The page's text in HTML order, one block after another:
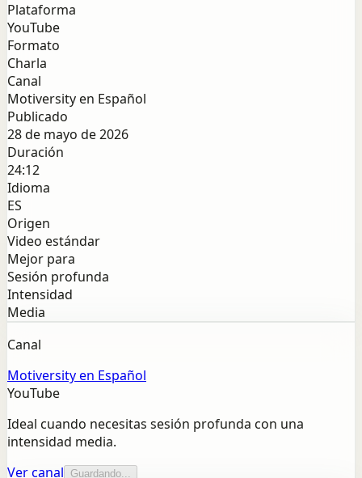
Plataforma
YouTube
Formato
Charla
Canal
Motiversity en Español
Publicado
28 de mayo de 2026
Duración
24:12
Idioma
ES
Origen
Video estándar
Mejor para
Sesión profunda
Intensidad
Media
Canal
Motiversity en Español
YouTube
Ideal cuando necesitas sesión profunda con una
intensidad media.
Ver canal
Guardando...